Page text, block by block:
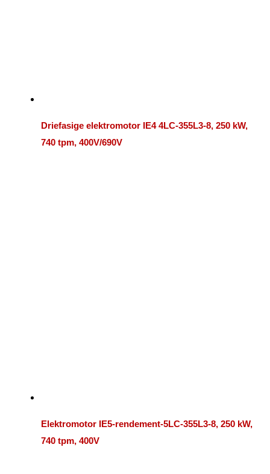
Driefasige elektromotor IE4 4LC-355L3-8, 250 kW,
740 tpm, 400V/690V
Elektromotor IE5-rendement-5LC-355L3-8, 250 kW,
740 tpm, 400V